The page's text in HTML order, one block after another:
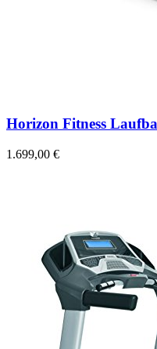
Horizon Fitness
1.699,00 €